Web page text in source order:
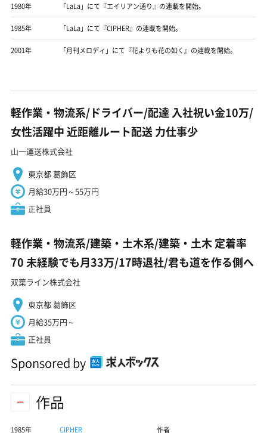
1980年 「LaLa」にて『エイリアン通り』の連載を開始。
1985年 「LaLa」にて『CIPHER』の連載を開始。
2001年 「月刊メロディ」にて『花よりも花の如く』の連載を開始。
軽作業・物流系/ドライバー/配達 入社祝い金10万/
女性活躍中 近距離ルート配送 力仕事少
山一運送株式会社
東京都 葛飾区
月給30万円～55万円
正社員
軽作業・物流系/建築・土木系/建築・土木 定着率
70 未経験でも月33万/17時退社/君も道を作る側へ
双葉ライン株式会社
東京都 葛飾区
月給35万円～
正社員
Sponsored by
作品
1985年 CIPHER 作者